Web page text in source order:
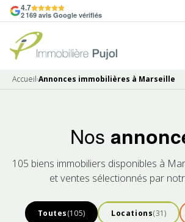
4.7
2 169 avis Google vérifiés
Accueil›Annonces immobilières à Marseille
Nos
105 biens immobiliers disponibles à
et ventes sélectionnés par
Toutes(105) Locations(31)